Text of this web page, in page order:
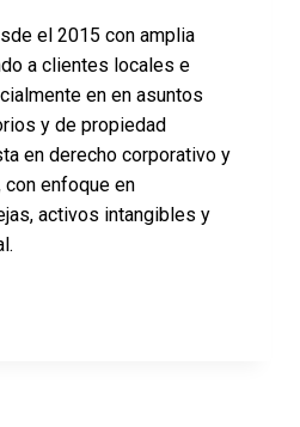
el 2015 con amplia
a clientes locales e
en en asuntos
y de propiedad
en derecho corporativo y
enfoque en
activos intangibles y